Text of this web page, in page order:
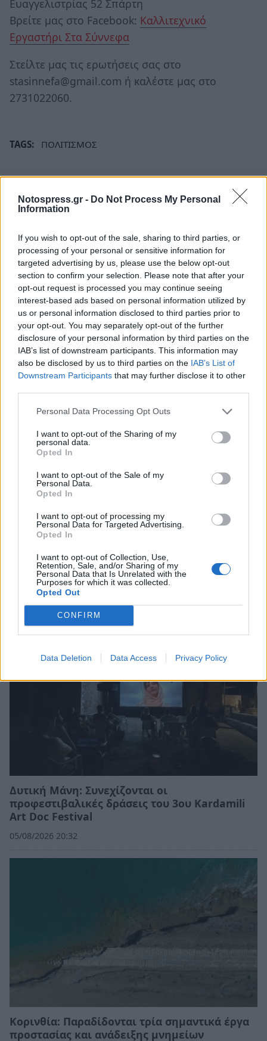
Notospress.gr - Do Not Process My Personal
Information
If you wish to opt-out of the sale, sharing to third parties, or
processing of your personal or sensitive information for
targeted advertising by us, please use the below opt-out
section to confirm your selection. Please note that after your
opt-out request is processed you may continue seeing
interest-based ads based on personal information utilized by
us or personal information disclosed to third parties prior to
your opt-out. You may separately opt-out of the further
disclosure of your personal information by third parties on the
IAB’s list of downstream participants. This information may
also be disclosed by us to third parties on the IAB’s List of
Downstream Participants that may further disclose it to other
Personal Data Processing Opt Outs
I want to opt-out of the Sharing of my
personal data.
Opted In
I want to opt-out of the Sale of my
Personal Data.
Opted In
I want to opt-out of processing my
Personal Data for Targeted Advertising.
Opted In
I want to opt-out of Collection, Use,
Retention, Sale, and/or Sharing of my
Personal Data that Is Unrelated with the
Purposes for which it was collected.
Opted Out
CONFIRM
Data Deletion Data Access Privacy Policy
Ευαγγελιστρίας 52 Σπάρτη
Βρείτε μας στο Facebook: Καλλιτεχνικό
Εργαστήρι Στα Σύννεφα
Στείλτε μας τις ερωτήσεις σας στο
stasinnefa@gmail.com ή καλέστε μας στο
2731022060.
TAGS: ΠΟΛΙΤΙΣΜΟΣ
Σχετικά Άρθρα
Δυτική Μάνη: Συνεχίζονται οι
προφεστιβαλικές δράσεις του 3ου Kardamili
Art Doc Festival
05/08/2026 20:32
Κορινθία: Παραδίδονται τρία σημαντικά έργα
προστασίας και ανάδειξης μνημείων